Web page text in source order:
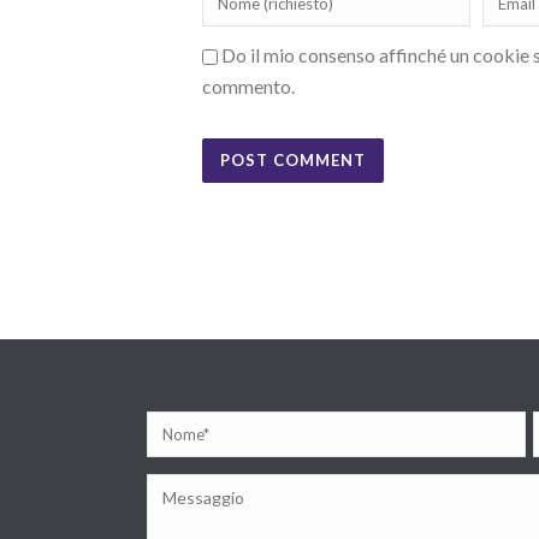
Do il mio consenso affinché un
commento.